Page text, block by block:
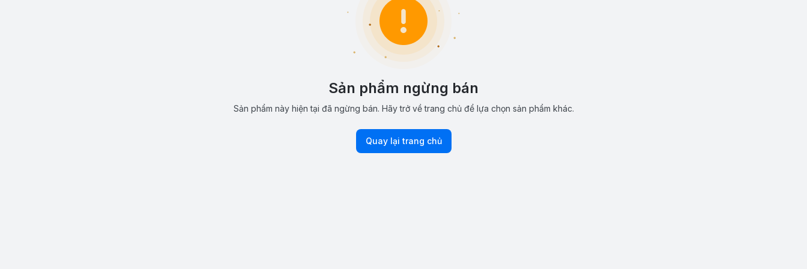
Sản phẩm ngừng bán
Sản phẩm này hiện tại đã ngừng bán. Hãy trở về trang chủ để lựa chọn sản phẩm khác.
Quay lại trang chủ